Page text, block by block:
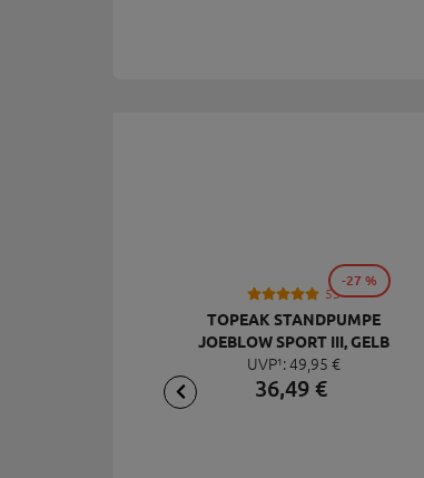
53
TOPEAK STANDPUMPE
JOEBLOW SPORT III, GELB
UVP¹:49, 95 €
36,49€
-27 %